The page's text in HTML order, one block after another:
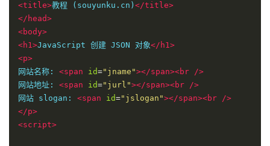
<title>教程 (souyunku.cn) </title>
</head>
<body>
<h1>JavaScript 创建 JSON 对象</h1>
<p>
网站名称: <span id="jname"></span><br />
网站地址: <span id="jurl"></span><br />
网站 slogan: <span id="jslogan"></span><br />
</p>
<script>